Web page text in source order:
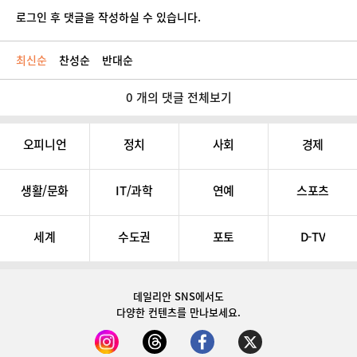
로그인 후 댓글을 작성하실 수 있습니다.
최신순 찬성순 반대순
0 개의 댓글 전체보기
오피니언 정치 사회 경제
생활/문화 IT/과학 연예 스포츠
세계 수도권 포토 D-TV
데일리안 SNS에서도
다양한 컨텐츠를 만나보세요.